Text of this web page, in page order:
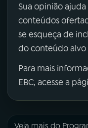
Sua opinião ajuda
conteúdos
se esqueça de
do conteúdo alvo
Para mais
EBC, acesse a